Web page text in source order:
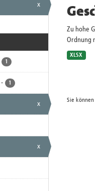
x
1
- 1
x
x
Zu hohe
Ordnung
XLSX
Sie